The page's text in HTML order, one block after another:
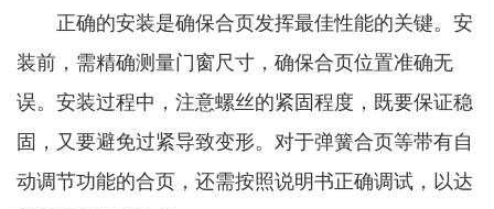
正确的安装是确保合页发挥最佳性能的关键。安
装前，需精确测量门窗尺寸，确保合页位置准确无
误。安装过程中，注意螺丝的紧固程度，既要保证稳
固，又要避免过紧导致变形。对于弹簧合页等带有自
动调节功能的合页，还需按照说明书正确调试，以达